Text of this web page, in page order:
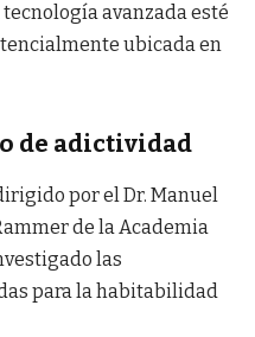
avanzada esté
ubicada en
de adictividad
por el Dr. Manuel
de la Academia
las
para la habitabilidad